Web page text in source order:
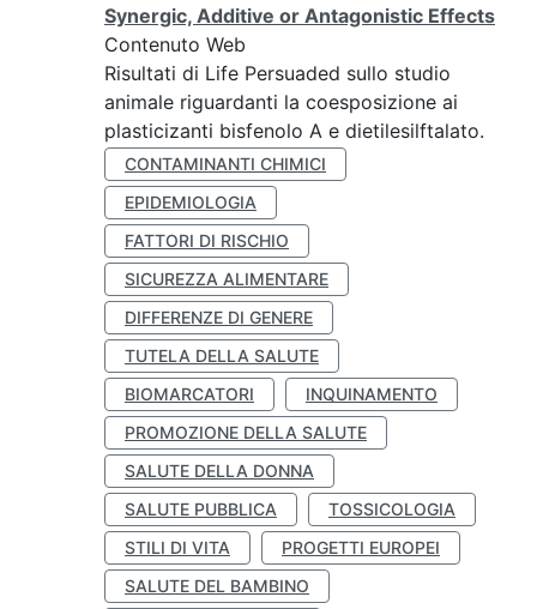
Synergic, Additive or Antagonistic Effects
Contenuto Web
Risultati di Life Persuaded sullo studio
animale riguardanti la coesposizione ai
plasticizanti bisfenolo A e dietilesilftalato.
CONTAMINANTI CHIMICI
EPIDEMIOLOGIA
FATTORI DI RISCHIO
SICUREZZA ALIMENTARE
DIFFERENZE DI GENERE
TUTELA DELLA SALUTE
BIOMARCATORI
INQUINAMENTO
PROMOZIONE DELLA SALUTE
SALUTE DELLA DONNA
SALUTE PUBBLICA
TOSSICOLOGIA
STILI DI VITA
PROGETTI EUROPEI
SALUTE DEL BAMBINO